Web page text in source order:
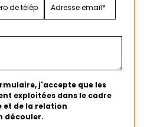
j'accepte que les
exploitées dans le cadre
et de la relation
découler.